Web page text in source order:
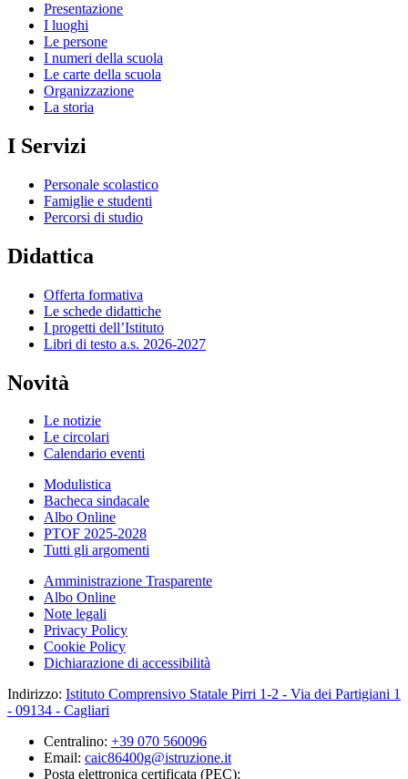
Presentazione
I luoghi
Le persone
I numeri della scuola
Le carte della scuola
Organizzazione
La storia
I Servizi
Personale scolastico
Famiglie e studenti
Percorsi di studio
Didattica
Offerta formativa
Le schede didattiche
I progetti dell’Istituto
Libri di testo a.s. 2026-2027
Novità
Le notizie
Le circolari
Calendario eventi
Modulistica
Bacheca sindacale
Albo Online
PTOF 2025-2028
Tutti gli argomenti
Amministrazione Trasparente
Albo Online
Note legali
Privacy Policy
Cookie Policy
Dichiarazione di accessibilità
Indirizzo: Istituto Comprensivo Statale Pirri 1-2 - Via dei Partigiani 1
- 09134 - Cagliari
Centralino: +39 070 560096
Email: caic86400g@istruzione.it
Posta elettronica certificata (PEC):